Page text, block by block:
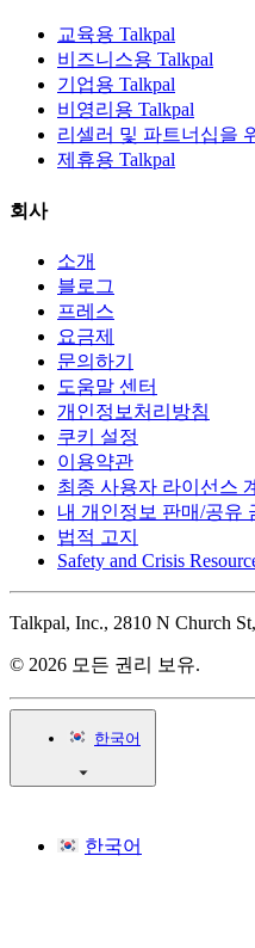
교육용 Talkpal
비즈니스용 Talkpal
기업용 Talkpal
비영리용 Talkpal
리셀러 및 파트너십을
제휴용 Talkpal
회사
소개
블로그
프레스
요금제
문의하기
도움말 센터
개인정보처리방침
쿠키 설정
이용약관
최종 사용자 라이선스
내 개인정보 판매/공유
법적 고지
Safety and Crisis
Talkpal, Inc., 2810 N Church
© 2026 모든 권리 보유.
한국어
한국어